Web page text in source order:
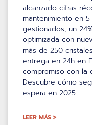
alcanzado cifras
mantenimiento en
gestionados, un
optimizada con
más de 250
entrega en 24h en
compromiso con la
Descubre cómo
espera en 2025.
LEER MÁS >